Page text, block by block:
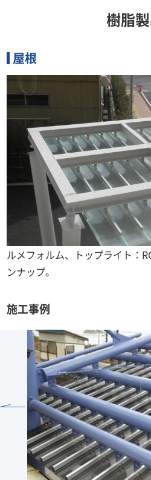
樹脂
屋根
ルメフォルム、トップライト：
ンナップ。
施工事例